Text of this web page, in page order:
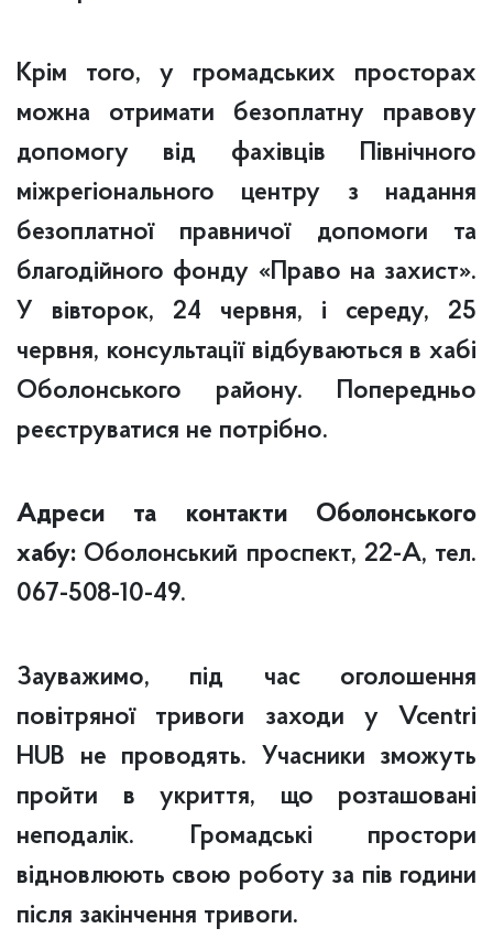
Крім того, у громадських просторах
можна отримати безоплатну правову
допомогу від фахівців Північного
міжрегіонального центру з надання
безоплатної правничої допомоги та
благодійного фонду «Право на захист».
У вівторок, 24 червня, і середу, 25
червня, консультації відбуваються в хабі
Оболонського району. Попередньо
реєструватися не потрібно.
Адреси та контакти Оболонського
хабу: Оболонський проспект, 22-А, тел.
067-508-10-49.
Зауважимо, під час оголошення
повітряної тривоги заходи у Vcentri
HUB не проводять. Учасники зможуть
пройти в укриття, що розташовані
неподалік. Громадські простори
відновлюють свою роботу за пів години
після закінчення тривоги.